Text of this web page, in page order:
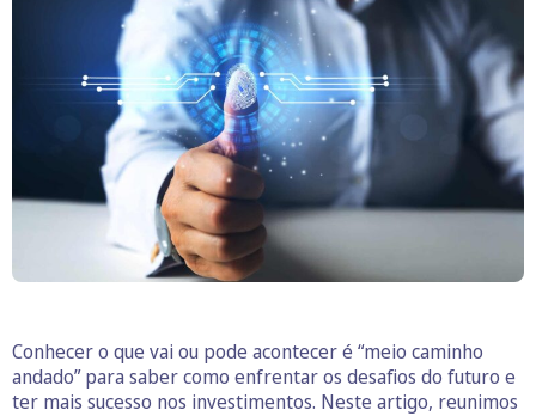
Conhecer o que vai ou pode acontecer é “meio caminho
andado” para saber como enfrentar os desafios do futuro e
ter mais sucesso nos investimentos. Neste artigo, reunimos